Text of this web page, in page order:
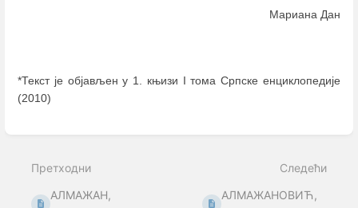
Mариана Дан
*Текст је објављен у 1. књизи I тома Српске енциклопедије
(2010)
mode
Претходни
АЛМАЖАН,
Следећи
АЛМАЖАНОВИЋ,